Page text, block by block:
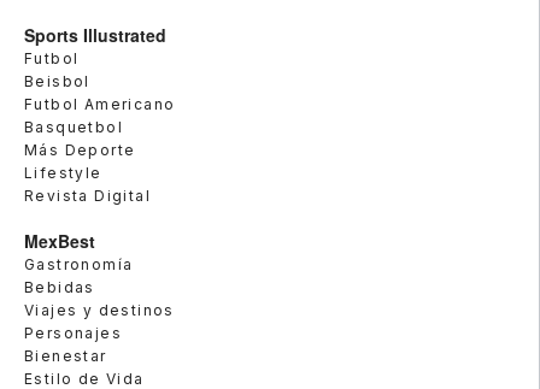
Sports Illustrated
Futbol
Beisbol
Futbol Americano
Basquetbol
Más Deporte
Lifestyle
Revista Digital
MexBest
Gastronomía
Bebidas
Viajes y destinos
Personajes
Bienestar
Estilo de Vida